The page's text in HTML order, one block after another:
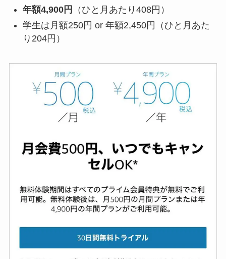
年額4,900円
（ひと月あたり408円）
学生は月額250円 or 年額2,450円（ひと月あた
り204円）